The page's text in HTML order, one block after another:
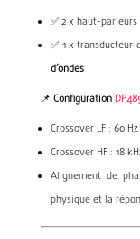
✅ 2 x haut-parleurs
✅ 1 x transducteur
d’ondes
📌 Configuration
Crossover LF : 60
Crossover HF : 18
Alignement de
physique et la